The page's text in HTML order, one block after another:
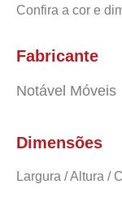
Confira a cor e
Fabricante
Notável Móveis
Dimensões
Largura / Altura /